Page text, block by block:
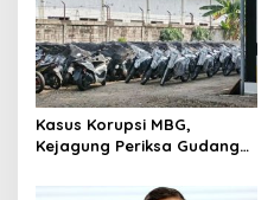
Kasus Korupsi MBG,
Kejagung Periksa Gudang
BGN